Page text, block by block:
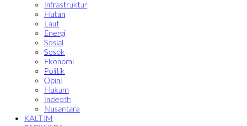
Infrastruktur
Hutan
Laut
Energi
Sosial
Sosok
Ekonomi
Politik
Opini
Hukum
Indepth
Nusantara
KALTIM